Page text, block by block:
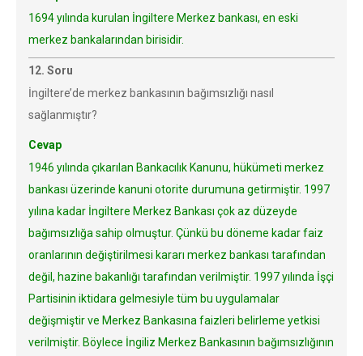
1694 yılında kurulan İngiltere Merkez bankası, en eski
merkez bankalarından birisidir.
12. Soru
İngiltere’de merkez bankasının bağımsızlığı nasıl
sağlanmıştır?
Cevap
1946 yılında çıkarılan Bankacılık Kanunu, hükümeti merkez
bankası üzerinde kanuni otorite durumuna getirmiştir. 1997
yılına kadar İngiltere Merkez Bankası çok az düzeyde
bağımsızlığa sahip olmuştur. Çünkü bu döneme kadar faiz
oranlarının değiştirilmesi kararı merkez bankası tarafından
değil, hazine bakanlığı tarafından verilmiştir. 1997 yılında İşçi
Partisinin iktidara gelmesiyle tüm bu uygulamalar
değişmiştir ve Merkez Bankasına faizleri belirleme yetkisi
verilmiştir. Böylece İngiliz Merkez Bankasının bağımsızlığının